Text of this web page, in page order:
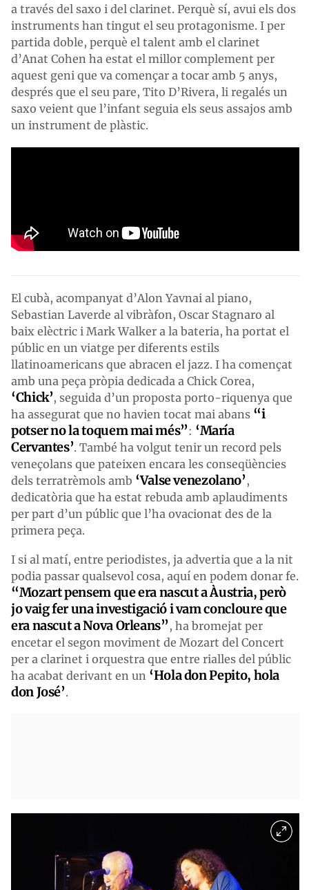
a través del saxo i del clarinet. Perquè sí, avui els dos
instruments han tingut el seu protagonisme. I per
partida doble, perquè el talent amb el clarinet
d’Anat Cohen ha estat el millor complement per
aquest geni que va començar a tocar amb 5 anys,
després que el seu pare, Tito D’Rivera, li regalés un
saxo veient que l’infant seguia els seus assajos amb
un instrument de plàstic.
El cubà, acompanyat d’Alon Yavnai al piano,
Sebastian Laverde al vibràfon, Oscar Stagnaro al
baix elèctric i Mark Walker a la bateria, ha portat el
públic en un viatge per diferents estils
llatinoamericans que abracen el jazz. I ha començat
amb una peça pròpia dedicada a Chick Corea,
‘Chick’, seguida d’un proposta porto-riquenya que
ha assegurat que no havien tocat mai abans “i
potser no la toquem mai més”: ‘María
Cervantes’. També ha volgut tenir un record pels
veneçolans que pateixen encara les conseqüències
dels terratrèmols amb ‘Valse venezolano’,
dedicatòria que ha estat rebuda amb aplaudiments
per part d’un públic que l’ha ovacionat des de la
primera peça.
I si al matí, entre periodistes, ja advertia que a la nit
podia passar qualsevol cosa, aquí en podem donar fe.
“Mozart pensem que era nascut a Àustria, però
jo vaig fer una investigació i vam concloure que
era nascut a Nova Orleans”, ha bromejat per
encetar el segon moviment de Mozart del Concert
per a clarinet i orquestra que entre rialles del públic
ha acabat derivant en un ‘Hola don Pepito, hola
don José’.